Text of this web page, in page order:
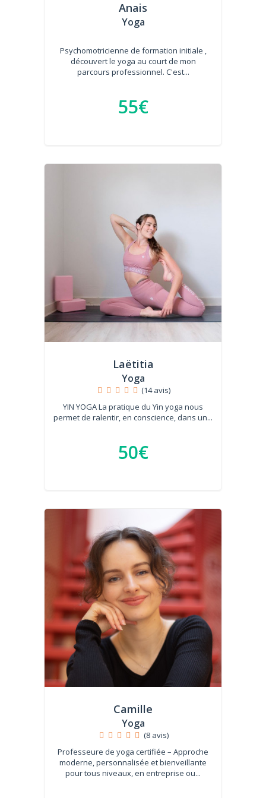
Anais
Yoga
Psychomotricienne de formation initiale ,
découvert le yoga au court de mon
parcours professionnel. C'est...
55€
Laëtitia
Yoga
(14 avis)
YIN YOGA La pratique du Yin yoga nous
permet de ralentir, en conscience, dans un...
50€
Camille
Yoga
(8 avis)
Professeure de yoga certifiée – Approche
moderne, personnalisée et bienveillante
pour tous niveaux, en entreprise ou...